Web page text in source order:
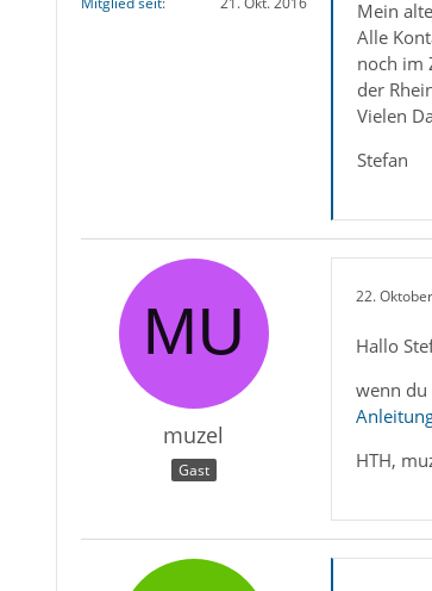
Mein
Alle
noch im
der
Vielen
Stefan
muzel
Gast
22.
Hallo
wenn du
HTH,